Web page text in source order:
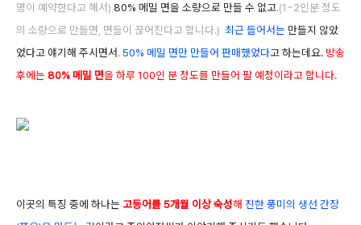
명이 예약한다고 해서) 80% 메밀 면을 소량으로 만들 수 없고.(1~2인분 정도
의 소량으로 만들면, 면들이 끊어진다고 합니다.) 최근 들어서는 만들지 않았
었다고 얘기해 주시면서.50% 메밀 면만 만들어 판매했었다고 하는데요. 방송
후에는 80% 메밀 면을 하루 100인 분 정도를 만들어 팔 예정이라고 합니다.
이곳의 특징 중에 하나는 고등어를 5개월 이상 숙성해 진한 풍미의 생선 간장